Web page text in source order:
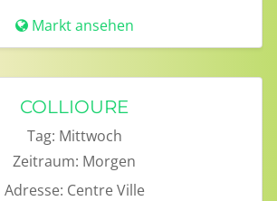
Markt ansehen
COLLIOURE
Tag: Mittwoch
Zeitraum: Morgen
Adresse: Centre Ville